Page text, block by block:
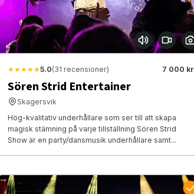
★★★★★5.0(31 recensioner) 7 000 kr
Sören Strid Entertainer
Skagersvik
Hög-kvalitativ underhållare som ser till att skapa
magisk stämning på varje tillställning Sören Strid
Show är en party/dansmusik underhållare samt...